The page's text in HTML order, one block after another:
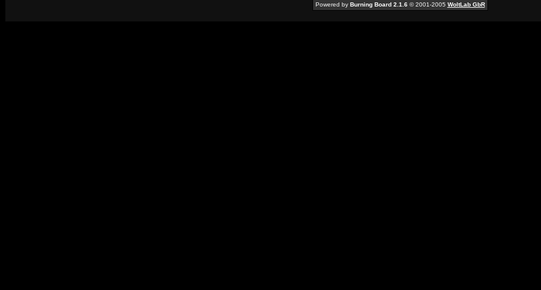
Powered by Burning Board 2.1.6© 2001-2005 WoltLab GbR